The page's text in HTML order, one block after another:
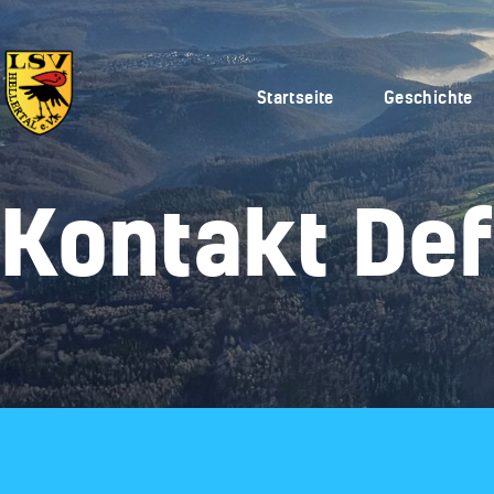
Startseite Geschichte
Kontakt